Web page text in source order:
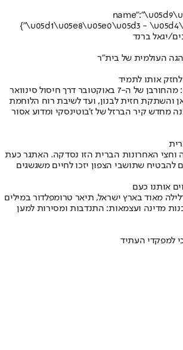
\u05d1\u05e8\u05e0\u05d3 -
/יגאל ברנד
העולמית של בית"ר
אותו לתמיד
ביום ז’בוטינסקי תשפ”ה: מהחורבן של ה-7 באוקטובר דרך חיסול סינוואר
והשתקת חזית לבנון, ועד לשיבת רוח הלוחמת
מחדש קיר הברזל של ז’בוטינסקי ומדוע אסור
וחצי האחרונות הברית הזו נסדקה. האתגר כעת
להבטיח שתושבי הצפון יזכו לחיים משגשגים
אותנו כעם
מאוד בארץ ישראל, תיאר טרומפלדור במילים
מדינה ועצמאות: התנדבות ומסירות למען
למפקדי העתיד